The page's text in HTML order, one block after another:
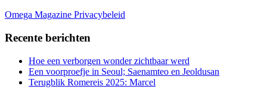
Omega Magazine Privacybeleid
Recente berichten
Hoe een verborgen wonder zichtbaar werd
Een voorproefje in Seoul; Saenamteo en Jeoldusan
Terugblik Romereis 2025: Marcel